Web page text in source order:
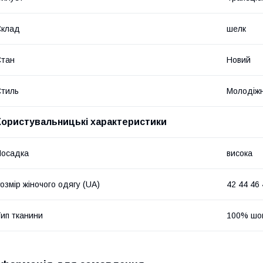
шелк
Новий
характеристики
висока
жіночого одягу (UA) 42 44 46
тканини 100%